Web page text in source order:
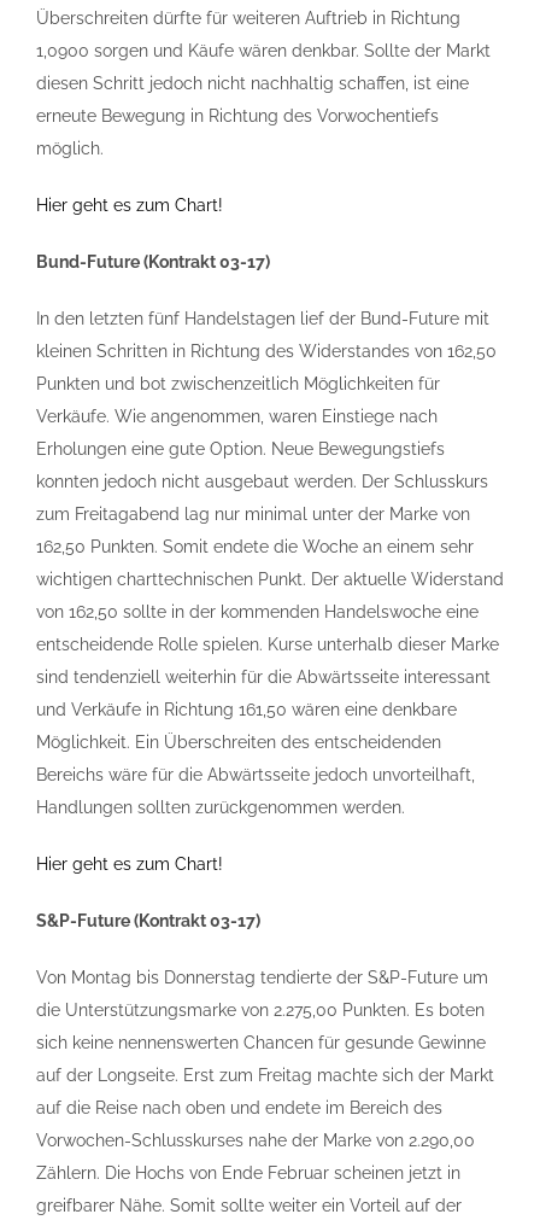
Überschreiten dürfte für weiteren Auftrieb in Richtung
1,0900 sorgen und Käufe wären denkbar. Sollte der Markt
diesen Schritt jedoch nicht nachhaltig schaffen, ist eine
erneute Bewegung in Richtung des Vorwochentiefs
möglich.
Hier geht es zum Chart!
Bund-Future (Kontrakt 03-17)
In den letzten fünf Handelstagen lief der Bund-Future mit
kleinen Schritten in Richtung des Widerstandes von 162,50
Punkten und bot zwischenzeitlich Möglichkeiten für
Verkäufe. Wie angenommen, waren Einstiege nach
Erholungen eine gute Option. Neue Bewegungstiefs
konnten jedoch nicht ausgebaut werden. Der Schlusskurs
zum Freitagabend lag nur minimal unter der Marke von
162,50 Punkten. Somit endete die Woche an einem sehr
wichtigen charttechnischen Punkt. Der aktuelle Widerstand
von 162,50 sollte in der kommenden Handelswoche eine
entscheidende Rolle spielen. Kurse unterhalb dieser Marke
sind tendenziell weiterhin für die Abwärtsseite interessant
und Verkäufe in Richtung 161,50 wären eine denkbare
Möglichkeit. Ein Überschreiten des entscheidenden
Bereichs wäre für die Abwärtsseite jedoch unvorteilhaft,
Handlungen sollten zurückgenommen werden.
Hier geht es zum Chart!
S&P-Future (Kontrakt 03-17)
Von Montag bis Donnerstag tendierte der S&P-Future um
die Unterstützungsmarke von 2.275,00 Punkten. Es boten
sich keine nennenswerten Chancen für gesunde Gewinne
auf der Longseite. Erst zum Freitag machte sich der Markt
auf die Reise nach oben und endete im Bereich des
Vorwochen-Schlusskurses nahe der Marke von 2.290,00
Zählern. Die Hochs von Ende Februar scheinen jetzt in
greifbarer Nähe. Somit sollte weiter ein Vorteil auf der